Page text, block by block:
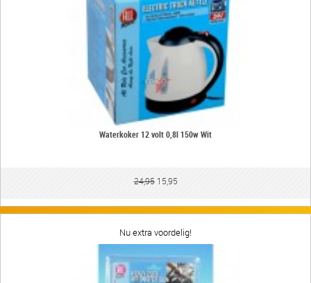
Waterkoker 12 volt 0,8l 150w Wit
24,9515,95
Nu extra voordelig!